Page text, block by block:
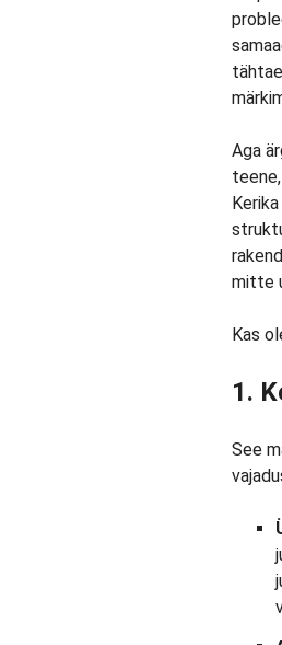
Aga
mitte
Kas
1.
See